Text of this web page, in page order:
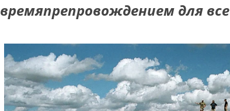
времяпрепровождением для